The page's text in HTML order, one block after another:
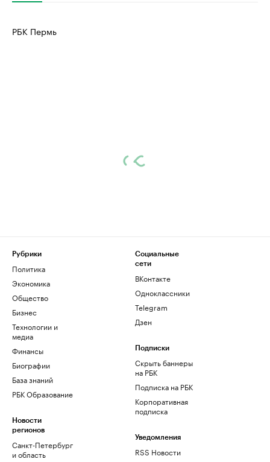
РБК Пермь
Рубрики
Политика
Экономика
Общество
Бизнес
Технологии и
медиа
Финансы
Биографии
База знаний
РБК Образование
Новости
регионов
Санкт-Петербург
и область
Социальные
сети
ВКонтакте
Одноклассники
Telegram
Дзен
Подписки
Скрыть баннеры
на РБК
Подписка на РБК
Корпоративная
подписка
Уведомления
RSS Новости